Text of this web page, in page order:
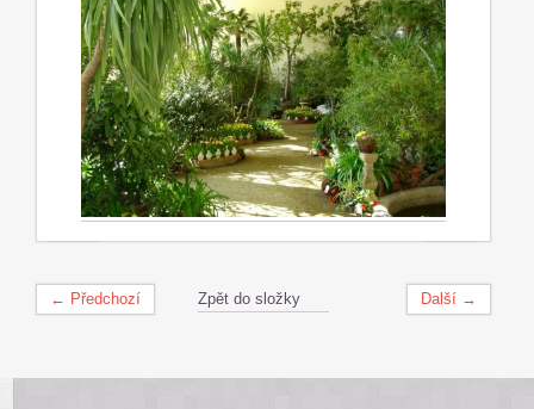
← Předchozí Další →
Zpět do složky